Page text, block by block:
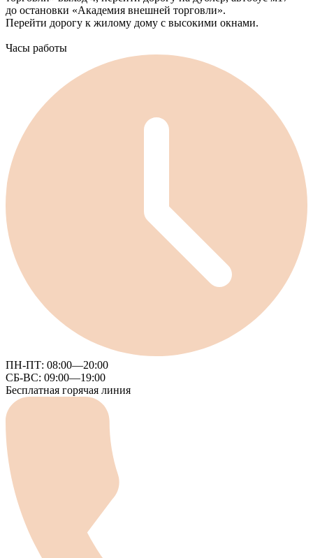
до остановки «Академия внешней торговли».
Перейти дорогу к жилому дому с высокими окнами.
Часы работы
ПН-ПТ: 08:00—20:00
СБ-ВС: 09:00—19:00
Бесплатная горячая линия